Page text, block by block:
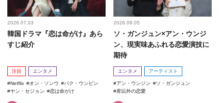
2026.07.03
韓国ドラマ『恋は命がけ』あら
すじ紹介
注目 エンタメ
Netflix オン・ソンウ
パク・ウンビン
ヤン・セジョン
恋は命がけ
2026.08.05
ソ・ガンジュン×アン・ウンジ
ン、現実味あふれる恋愛演技に
期待
エンタメ アーティスト
アン・ウンジン
ソ・ガンジュン
君以外の恋愛